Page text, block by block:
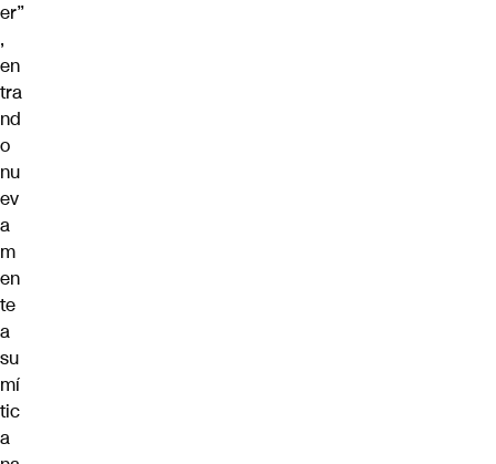
er”
,
en
tra
nd
o
nu
ev
a
m
en
te
a
su
mí
tic
a